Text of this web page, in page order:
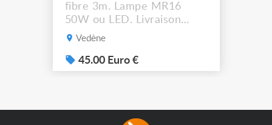
fibre 3m. Lampe MR16
50W ou LED. Livraison
possible.
Vedène
45.00 Euro €